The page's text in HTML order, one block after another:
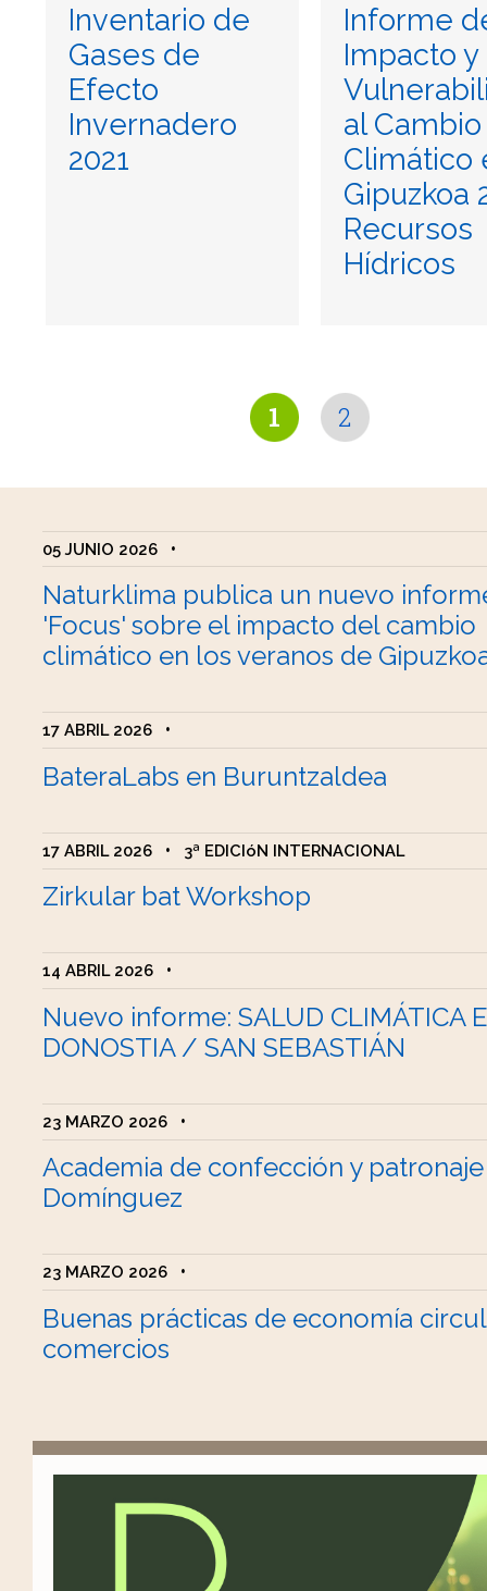
Inventario de
Gases de
Efecto
Invernadero
2021
Informe
Impacto y
al Cambio
Climático
Gipuzkoa
Recursos
Hídricos
1 2
05 JUNIO 2026 •
Naturklima publica un nuevo
'Focus' sobre el impacto del cambio
climático en los veranos de
17 ABRIL 2026 •
BateraLabs en Buruntzaldea
17 ABRIL 2026 • 3ª EDICIóN INTERNACIONAL
Zirkular bat Workshop
14 ABRIL 2026 •
Nuevo informe: SALUD CLIMÁTICA
DONOSTIA / SAN SEBASTIÁN
23 MARZO 2026 •
Academia de confección y
Domínguez
23 MARZO 2026 •
Buenas prácticas de economía
comercios